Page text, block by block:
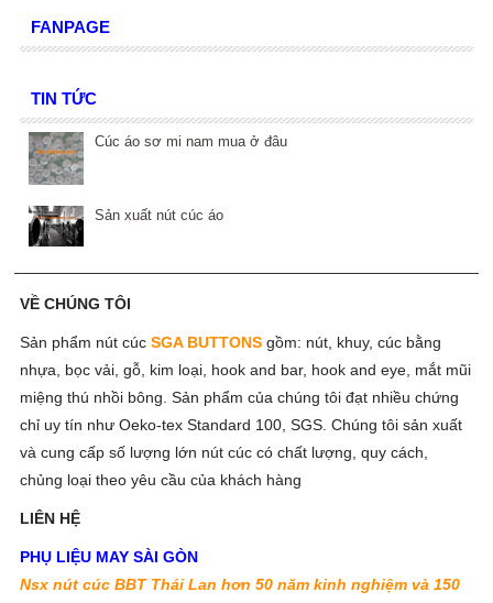
FANPAGE
TIN TỨC
Cúc áo sơ mi nam mua ở đâu
Sản xuất nút cúc áo
VỀ CHÚNG TÔI
Sản phẩm nút cúc SGA BUTTONSgồm: nút, khuy, cúc bằng
nhựa, bọc vải, gỗ, kim loại, hook and bar, hook and eye, mắt mũi
miệng thú nhồi bông. Sản phẩm của chúng tôi đạt nhiều chứng
chỉ uy tín như Oeko-tex Standard 100, SGS. Chúng tôi sản xuất
và cung cấp số lượng lớn nút cúc có chất lượng, quy cách,
chủng loại theo yêu cầu của khách hàng
LIÊN HỆ
PHỤ LIỆU MAY SÀI GÒN
Nsx nút cúc BBT Thái Lan hơn 50 năm kinh nghiệm và 150